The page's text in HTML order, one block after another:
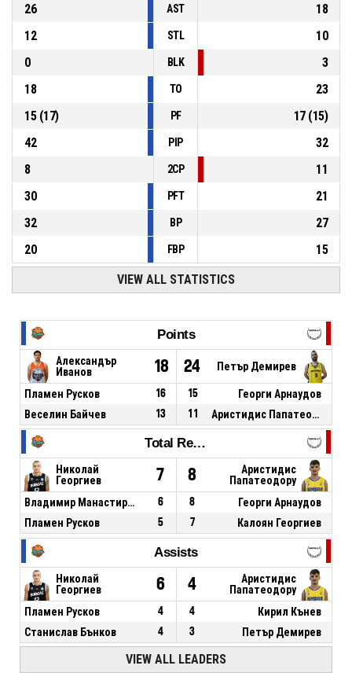
26
AST
18
12
STL
10
0
BLK
3
18
TO
23
15(17) PF 17(15)
42
PIP
32
8
2CP
11
30
PFT
21
32
BP
27
20
FBP 15
VIEW ALL STATISTICS
Points
Александър
Иванов
18 24 Петър Демирев
Пламен Русков 16 15
Георги Арнаудов
Веселин Байчев
13 11 Аристидис Папатеодору
Total Rebounds
Николай
Георгиев
7 8
Аристидис
Папатеодору
Владимир Манастирли
6 8
Георги Арнаудов
Пламен Русков
5 7 Калоян Георгиев
Assists
Николай
Георгиев
6 4
Аристидис
Папатеодору
Пламен Русков
4 4
Кирил Кънев
Станислав Бънков
4 3 Петър Демирев
VIEW ALL LEADERS